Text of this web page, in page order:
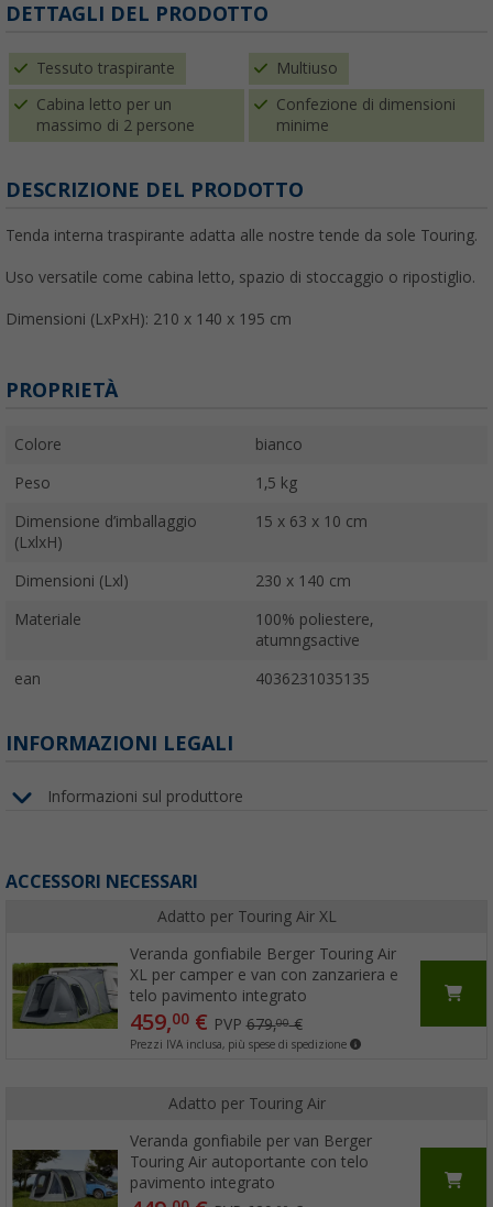
DETTAGLI DEL PRODOTTO
Tessuto traspirante Multiuso
Cabina letto per un
massimo di 2 persone
Confezione di dimensioni
minime
DESCRIZIONE DEL PRODOTTO
Tenda interna traspirante adatta alle nostre tende da sole Touring.
Uso versatile come cabina letto, spazio di stoccaggio o ripostiglio.
Dimensioni (LxPxH): 210 x 140 x 195 cm
PROPRIETÀ
Colore bianco
Peso 1,5 kg
Dimensione d’imballaggio
(LxlxH)
15 x 63 x 10 cm
Dimensioni (Lxl) 230 x 140 cm
Materiale
100% poliestere,
atumngsactive
ean 4036231035135
INFORMAZIONI LEGALI
Informazioni sul produttore
ACCESSORI NECESSARI
Adatto per Touring Air XL
Veranda gonfiabile Berger Touring Air
XL per camper e van con zanzariera e
telo pavimento integrato
459,00€ PVP679,00€
Prezzi IVA inclusa, più spese di spedizione
Adatto per Touring Air
Veranda gonfiabile per van Berger
Touring Air autoportante con telo
pavimento integrato